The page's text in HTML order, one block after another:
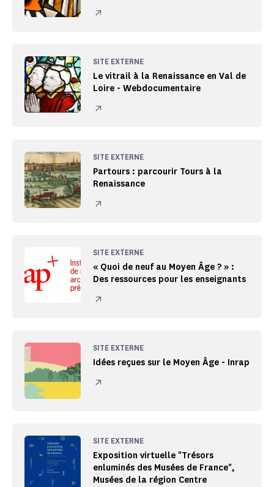
Le vitrail à la Renaissance en Val de
Loire - Webdocumentaire
SITE EXTERNE
Partours : parcourir Tours à la
Renaissance
SITE EXTERNE
« Quoi de neuf au Moyen Âge ? » :
Des ressources pour les enseignants
SITE EXTERNE
Idées reçues sur le Moyen Âge - Inrap
SITE EXTERNE
Exposition virtuelle "Trésors
enluminés des Musées de France",
Musées de la région Centre
SITE EXTERNE